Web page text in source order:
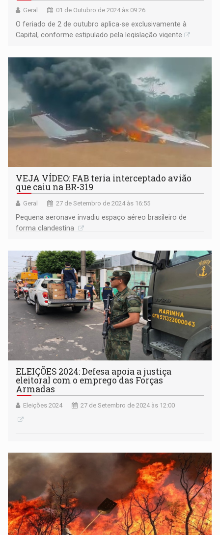
Geral 01 de Outubro de 2024 às 09:26
O feriado de 2 de outubro aplica-se exclusivamente à
Capital, conforme estipulado pela legislação vigente
VEJA VÍDEO: FAB teria interceptado avião
que caiu na BR-319
Geral 27 de Setembro de 2024 às 16:55
Pequena aeronave invadiu espaço aéreo brasileiro de
forma clandestina
ELEIÇÕES 2024: Defesa apoia a justiça
eleitoral com o emprego das Forças
Armadas
Eleições 2024 27 de Setembro de 2024 às 12:00